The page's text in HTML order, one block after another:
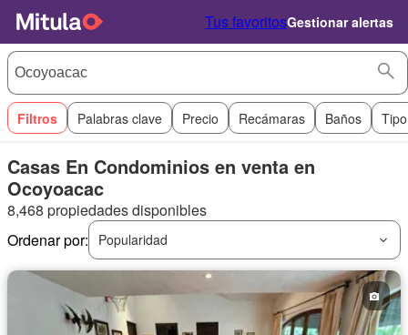
Tus favoritosGestionar alertas
Filtros Palabras clave Precio Recámaras Baños
Casas En Condominios en venta en
Ocoyoacac
8,468 propiedades disponibles
Ordenar por:
Popularidad